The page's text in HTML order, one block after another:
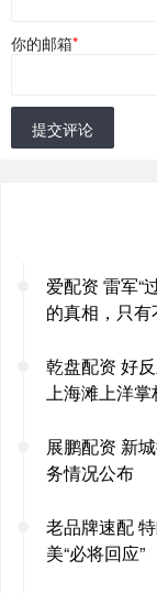
你的邮箱*
提交评论
爱配资 雷军“
的真相，只
乾盘配资 好
上海滩上洋掌
展鹏配资 新
务情况公布
老品牌速配
美“必将回应”